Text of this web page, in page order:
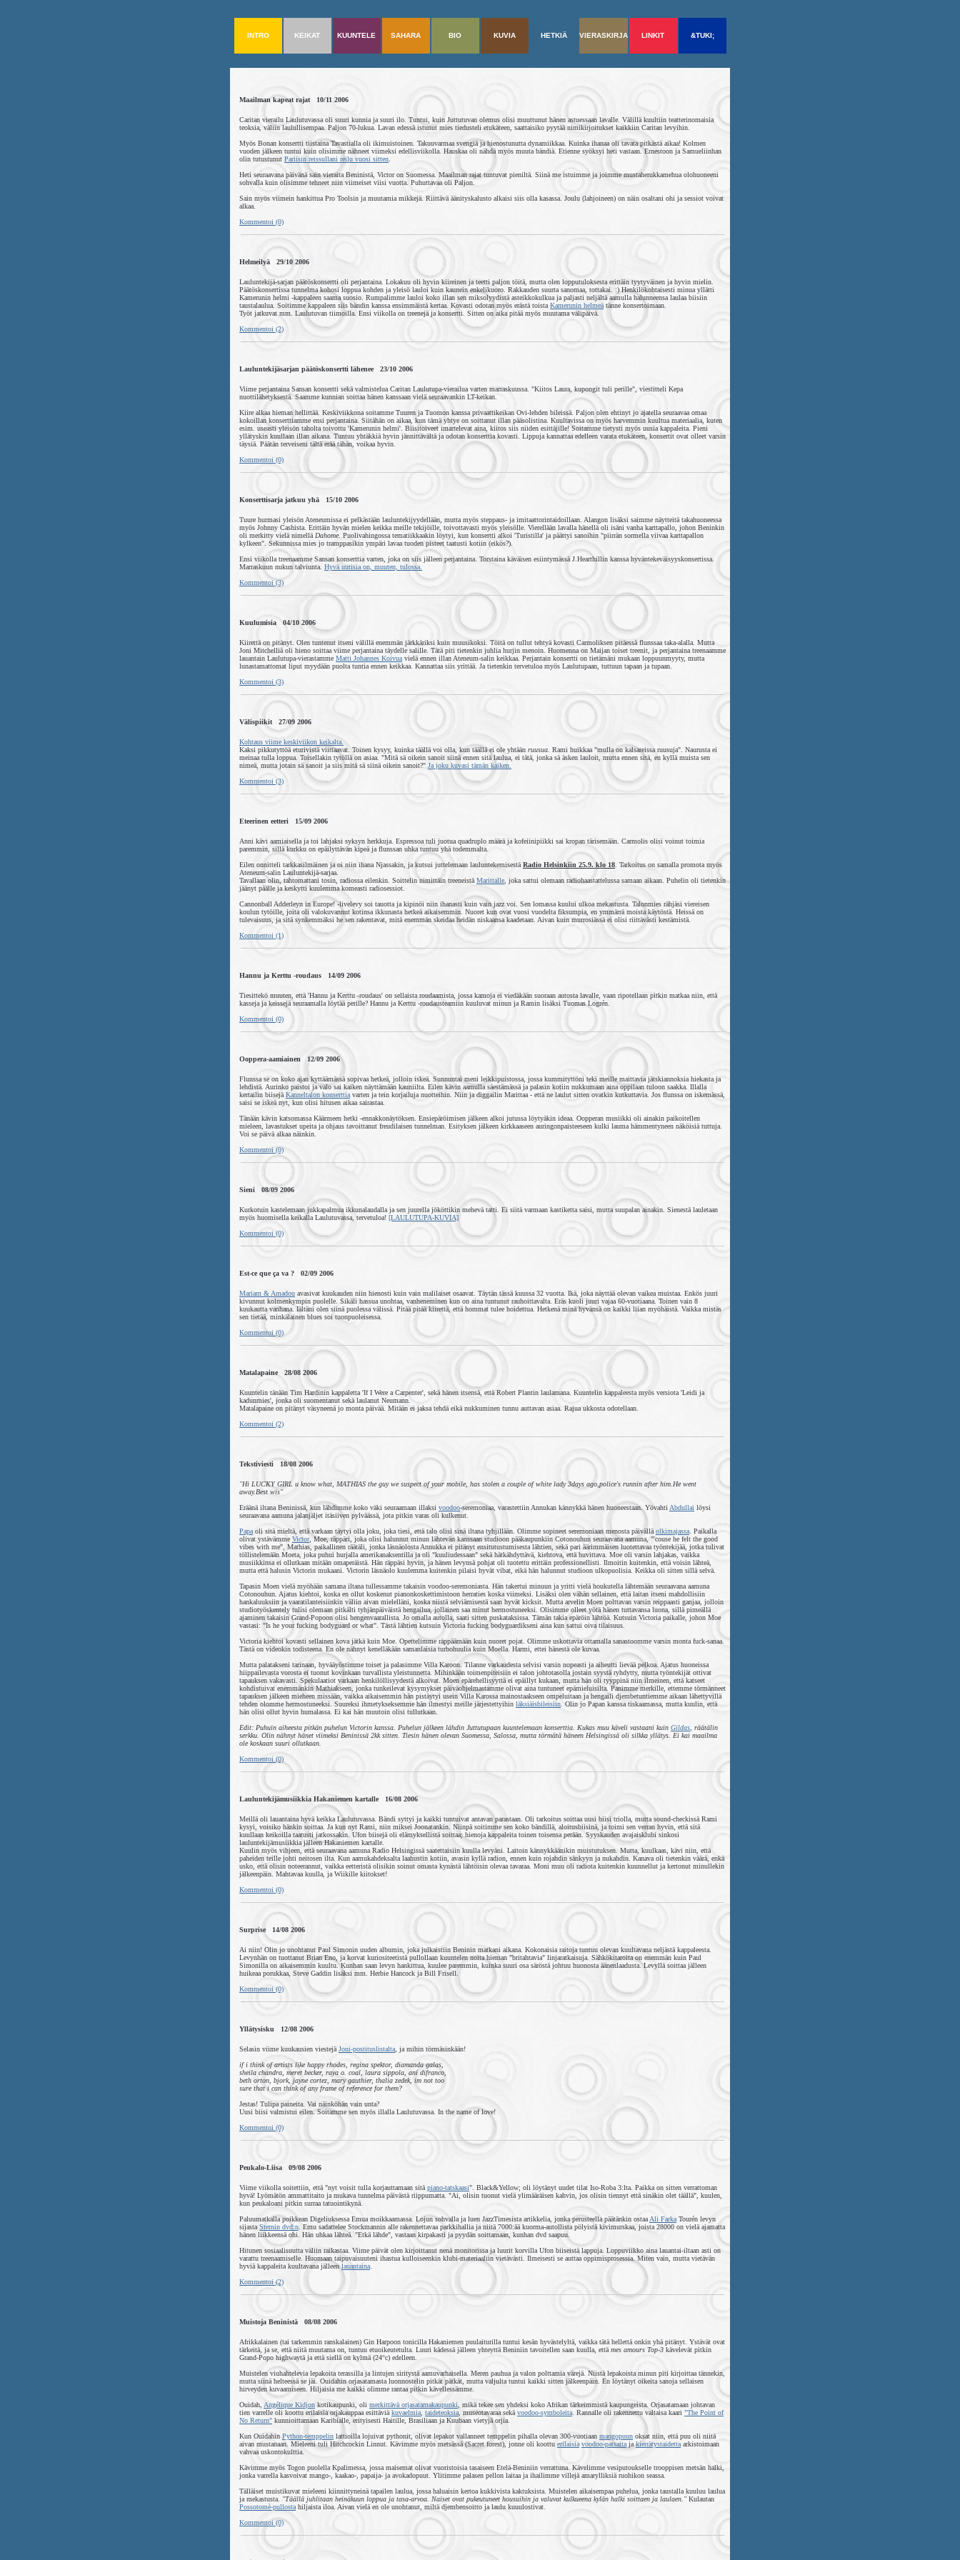
INTRO KEIKAT KUUNTELE SAHARA BIO KUVIA HETKIÄ VIERASKIRJA LINKIT &TUKI;
Maailman kapeat rajat 10/11 2006
Caritan vierailu Laulutuvassa oli suuri kunnia ja suuri ilo. Tuntui, kuin Juttutuvan olemus olisi muuttunut hänen astuessaan lavalle. Välillä kuultiin teatterinomaisia
teoksia, väliin laulullisempaa. Paljon 70-lukua. Lavan edessä istunut mies tiedusteli etukäteen, saattaisiko pyytää nimikirjoitukset kaikkiin Caritan levyihin.
Myös Bonan konsertti tiistaina Tavastialla oli ikimuistoinen. Takuuvarmaa svengiä ja hienostunutta dynamiikkaa. Kuinka ihanaa oli tavata pitkästä aikaa! Kolmen
vuoden jälkeen tuntui kuin olisimme nähneet viimeksi edellisviikolla. Hauskaa oli nähdä myös muuta bändiä. Etienne syöksyi heti vastaan. Ernestoon ja Samueliinhan
olin tutustunut Pariisin reissullani reilu vuosi sitten
Heti seuraavana päivänä sain vieraita Beninistä, Victor on Suomessa. Maailman rajat tuntuvat pieniltä. Siinä me istuimme ja joimme mustaherukkamehua olohuoneeni
sohvalla kuin olisimme tehneet niin viimeiset viisi vuotta. Puhuttavaa oli Paljon.
Sain myös viimein hankittua Pro Toolsin ja muutamia mikkejä. Riittävä äänityskalusto alkaisi siis olla kasassa. Joulu (lahjoineen) on näin osaltani ohi ja sessiot voivat
alkaa.
Kommentoi (0)
Helmeilyä 29/10 2006
Lauluntekijä-sarjan päätöskonsertti oli perjantaina. Lokakuu oli hyvin kiireinen ja teetti paljon töitä, mutta olen lopputuloksesta erittäin tyytyväinen ja hyvin mielin.
Päätöskonsertissa tunnelma kohosi loppua kohden ja yleisö lauloi kuin kaunein enkelikuoro. Rakkauden suurta sanomaa, tottakai. :) Henkilökohtaisesti minua yllätti
Kamerunin helmi -kappaleen saama suosio. Rumpalimme lauloi koko illan sen miksolyydistä asteikkokulkua ja paljasti neljältä aamulla halunneensa laulaa biisiin
taustalaulua. Soitimme kappaleen siis bändin kanssa ensimmäistä kertaa. Kovasti odotan myös erästä toista Kamerunin helmeä tänne konsertoimaan.
Työt jatkuvat mm. Laulutuvan tiimoilla. Ensi viikolla on treenejä ja konsertti. Sitten on aika pitää myös muutama välipäivä.
Kommentoi (2)
Lauluntekijäsarjan päätöskonsertti lähenee 23/10 2006
Viime perjantaina Sansan konsertti sekä valmistelua Caritan Laulutupa-vierailua varten marraskuussa. "Kiitos Laura, kupongit tuli perille", viestitteli Kepa
nuottilähetyksestä. Saamme kunnian soittaa hänen kanssaan vielä seuraavankin LT-keikan.
Kiire alkaa hieman hellittää. Keskiviikkona soitamme Tuuren ja Tuomon kanssa privaattikeikan Ovi-lehden bileissä. Paljon olen ehtinyt jo ajatella seuraavaa omaa
kokoillan konserttiamme ensi perjantaina. Siitähän on aikaa, kun tämä yhtye on soittanut illan pääsolistina. Kuultavissa on myös harvemmin kuultua materiaalia, kuten
esim. useasti yleisön taholta toivottu 'Kamerunin helmi'. Biisitoiveet imartelevat aina, kiitos siis niiden esittäjille! Soitamme tietysti myös uusia kappaleita. Pieni
yllätyskin kuullaan illan aikana. Tuntuu yhtäkkiä hyvin jännittävältä ja odotan konserttia kovasti. Lippuja kannattaa edelleen varata etukäteen, konsertit ovat olleet varsin
täysiä. Päätän terveiseni tältä erää tähän, voikaa hyvin.
Kommentoi (0)
Konserttisarja jatkuu yhä 15/10 2006
Tuure hurmasi yleisön Ateneumissa ei pelkästään lauluntekijyydellään, mutta myös steppaus- ja imitaattorintaidoillaan. Alangon lisäksi saimme näytteitä takahuoneessa
myös Johnny Cashista. Erittäin hyvän mielen keikka meille tekijöille, toivottavasti myös yleisölle. Vierellään lavalla hänellä oli isäni vanha karttapallo, johon Beninkin
oli merkitty vielä nimellä Dahome. Puolivahingossa tematiikkaakin löytyi, kun konsertti alkoi 'Turistilla' ja päättyi sanoihin "piirrän sormella viivaa karttapallon
kylkeen". Sekunnissa mies jo tramppasikin ympäri lavaa tuoden pisteet taatusti kotiin (eikös?).
Ensi viikolla treenaamme Sansan konserttia varten, joka on siis jälleen perjantaina. Torstaina käväisen esiintymässä J.Hearthillin kanssa hyväntekeväisyyskonsertissa.
Marraskuun nukun talviunta. Hyvä uutisia on, muuten, tulossa.
Kommentoi (3)
Kuulumisia 04/10 2006
Kiirettä on pitänyt. Olen tuntenut itseni välillä enemmän järkkäriksi kuin muusikoksi. Töitä on tullut tehtyä kovasti Carmoliksen pitäessä flunssaa taka-alalla. Mutta
Joni Mitchelliä oli hieno soittaa viime perjantaina täydelle salille. Tätä piti tietenkin juhlia hurjin menoin. Huomenna on Maijan toiset treenit, ja perjantaina treenaamme
lauantain Laulutupa-vierastamme Matti Johannes Koivua vielä ennen illan Ateneum-salin keikkaa. Perjantain konsertti on tietämäni mukaan loppuunmyyty, mutta
lunastamattomat liput myydään puolta tuntia ennen keikkaa. Kannattaa siis yrittää. Ja tietenkin tervetuloa myös Laulutupaan, tuttuun tapaan ja tupaan.
Kommentoi (3)
Välispiikit 27/09 2006
Kohtaus viime keskiviikon keikalta.
Kaksi pikkutyttöä eturivistä viittaavat. Toinen kysyy, kuinka täällä voi olla, kun täällä ei ole yhtään ruusua . Rami huikkaa "mulla on kalsareissa ruusuja". Naurusta ei
meinaa tulla loppua. Toisellakin tytöllä on asiaa. "Mitä sä oikein sanoit siinä ennen sitä laulua, ei tätä, jonka sä äsken lauloit, mutta ennen sitä, en kyllä muista sen
nimeä, mutta jotain sä sanoit ja siis mitä sä siinä oikein sanoit?" Ja joku kuvasi tämän kaiken.
Kommentoi (3)
Eteerinen eetteri 15/09 2006
Anni kävi aamiaisella ja toi lahjaksi syksyn herkkuja. Espressoa tuli juotua quadruplo määrä ja kofeiinipiikki sai kropan tärisemään. Carmolis olisi voinut toimia
paremmin, sillä kurkku on epäilyttävän kipeä ja flunssan uhka tuntuu yhä todemmalta.
Eilen onnitteli tarkkasilmäinen ja oi niin ihana Njassakin, ja kutsui juttelemaan lauluntekemisestä Radio Helsinkiin 25.9. klo 18 . Tarkoitus on samalla promota myös
Ateneum-salin Lauluntekijä-sarjaa.
Tavallaan olin, tahtomattani tosin, radiossa eilenkin. Soittelin nimittäin treeneistä Marittalle , joka sattui olemaan radiohaastattelussa samaan aikaan. Puhelin oli tietenkin
jäänyt päälle ja keskytti kuulemma komeasti radiosessiot.
Cannonball Adderleyn in Europe! -livelevy soi tauotta ja kipinöi niin ihanasti kuin vain jazz voi. Sen lomassa kuului ulkoa mekastusta. Talonmies rähjäsi viereisen
koulun tytöille, joita oli valokuvannut kotinsa ikkunasta hetkeä aikaisemmin. Nuoret kun ovat vuosi vuodelta fiksumpia, en ymmärrä moista käytöstä. Heissä on
tulevaisuus, ja sitä synkemmäksi he sen rakentavat, mitä enemmän skeidaa heidän niskaansa kaadetaan. Aivan kuin murrosiässä ei olisi riittävästi kestämistä.
Kommentoi (1)
Hannu ja Kerttu -roudaus 14/09 2006
Tiesittekö muuten, että 'Hannu ja Kerttu -roudaus' on sellaista roudaamista, jossa kamoja ei viedäkään suoraan autosta lavalle, vaan ripotellaan pitkin matkaa niin, että
kasseja ja keissejä seuraamalla löytää perille? Hannu ja Kerttu -roudausteamiin kuuluvat minun ja Ramin lisäksi Tuomas Logrén.
Kommentoi (0)
Ooppera-aamiainen 12/09 2006
Flunssa se on koko ajan kyttäämässä sopivaa hetkeä, jolloin iskeä. Sunnuntai meni leikkipuistossa, jossa kummityttöni teki meille maittavia jätskiannoksia hiekasta ja
lehdistä. Aurinko paistoi ja valo sai kaiken näyttämään kauniilta. Eilen kävin aamulla säestämässä ja palasin kotiin nukkumaan aina oppilaan tuloon saakka. Illalla
kertailin biisejä Kanneltalon konserttia varten ja tein korjailuja nuotteihin. Niin ja diggailin Marittaa - että ne laulut sitten ovatkin kutkuttavia. Jos flunssa on iskemässä,
saisi se iskeä nyt, kun olisi hitusen aikaa sairastaa.
Tänään kävin katsomassa Käärmeen hetki -ennakkonäytöksen. Ensiepäröimisen jälkeen alkoi jutussa löytyäkin ideaa. Oopperan musiikki oli ainakin paikoitellen
mieleen, lavastukset upeita ja ohjaus tavoittanut freudilaisen tunnelman. Esityksen jälkeen kirkkaaseen auringonpaisteeseen kulki lauma hämmentyneen näköisiä tuttuja.
Voi se päivä alkaa näinkin.
Kommentoi (0)
Sieni 08/09 2006
Kurkotuin kastelemaan jukkapalmua ikkunalaudalla ja sen juurella jököttikin mehevä tatti. Ei siitä varmaan kastiketta saisi, mutta suupalan ainakin. Sienestä lauletaan
myös huomisella keikalla Laulutuvassa, tervetuloa! [LAULUTUPA-KUVIA]
Kommentoi (0)
Est-ce que ça va ? 02/09 2006
Mariam & Amadou avasivat kuukauden niin hienosti kuin vain malilaiset osaavat. Täytän tässä kuussa 32 vuotta. Ikä, joka näyttää olevan vaikea muistaa. Enkös juuri
kivunnut kolmenkympin puolelle. Sikäli hassua unohtaa, vanheneminen kun on aina tuntunut rauhoittavalta. Eräs kuoli juuri vajaa 60-vuotiaana. Toinen vain 8
kuukautta vanhana. Iältäni olen siinä puolessa välissä. Pitää pitää kiirettä, että hommat tulee hoidettua. Hetkenä minä hyvänsä on kaikki liian myöhäistä. Vaikka mistäs
sen tietää, minkälainen blues soi tuonpuoleisessa.
Kommentoi (0)
Matalapaine 28/08 2006
Kuuntelin tänään Tim Hardinin kappaletta 'If I Were a Carpenter', sekä hänen itsensä, että Robert Plantin laulamana. Kuuntelin kappaleesta myös versiota 'Leidi ja
kadunmies', jonka oli suomentanut sekä laulanut Neumann.
Matalapaine on pitänyt väsyneenä jo monta päivää. Mitään ei jaksa tehdä eikä nukkuminen tunnu auttavan asiaa. Rajua ukkosta odotellaan.
Kommentoi (2)
Tekstiviesti 18/08 2006
"Hi LUCKY GIRL u know what, MATHIAS the guy we suspect of your mobile, has stolen a couple of white lady 3days ago,police's runnin after him.He went
away.Best wis"
Eräänä iltana Beninissä, kun lähdimme koko väki seuraamaan illaksi voodoo-seremoniaa, varastettiin Annukan kännykkä hänen huoneestaan. Yövahti Abdullai löysi
seuraavana aamuna jalanjäljet itäsiiven pylväässä, jota pitkin varas oli kulkenut.
Papa oli sitä mieltä, että varkaan täytyi olla joku, joka tiesi, että talo olisi sinä iltana tyhjillään. Olimme sopineet seremoniaan menosta päivällä olkimajassa . Paikalla
olivat ystävämme Victor, Moe, räppäri, joka olisi halunnut minun lähtevän kanssaan studioon pääkaupunkiin Cotonouhun seuraavana aamuna, "'couse he felt the good
vibes with me", Mathias, paikallinen räätäli, jonka läsnäolosta Annukka ei pitänyt ensitutustumisesta lähtien, sekä pari äärimmäisen luotettavaa työntekijää, jotka tulivat
töllistelemään Moeta, joka puhui hurjalla amerikanaksentilla ja oli "kuuliudessaan" sekä hätkähdyttävä, kiehtova, että huvittava. Moe oli varsin lahjakas, vaikka
musiikkinsa ei ollutkaan mitään omaperäistä. Hän räppäsi hyvin, ja hänen levynsä pohjat oli tuotettu erittäin professionellisti. Ilmoitin kuitenkin, että voisin lähteä,
mutta että halusin Victorin mukaani. Victorin läsnäolo kuulemma kuitenkin pilaisi hyvät vibat, eikä hän halunnut studioon ulkopuolisia. Keikka oli sitten sillä selvä.
Tapasin Moen vielä myöhään samana iltana tullessamme takaisin voodoo-seremoniasta. Hän takertui minuun ja yritti vielä houkutella lähtemään seuraavana aamuna
Cotonouhun. Ajatus kiehtoi, koska en ollut koskenut pianonkoskettimistoon herraties koska viimeksi. Lisäksi olen vähän sellainen, että laitan itseni mahdollisiin
hankaluuksiin ja vaaratilanteisiinkin väliin aivan mielelläni, koska niistä selviämisestä saan hyvät kicksit. Mutta arvelin Moen polttavan varsin reippaasti ganjaa, jolloin
studiotyöskentely tulisi olemaan pitkälti tyhjänpäiväistä hengailua, jollainen saa minut hermostuneeksi. Olisimme olleet yötä hänen tuttavansa luona, sillä pimeällä
ajaminen takaisin Grand-Popoon olisi hengenvaarallista. Jo omalla autolla, saati sitten puskataksissa. Tämän takia epäröin lähtöä. Kutsuin Victoria paikalle, johon Moe
vastasi: "Is he your fucking bodyguard or what". Tästä lähtien kutsuin Victoria fucking bodyguardikseni aina kun sattui oiva tilaisuus.
Victoria kiehtoi kovasti sellainen kova jätkä kuin Moe. Opettelimme räppäämään kuin nuoret pojat. Olimme uskottavia ottamalla sanastoomme varsin monta fuck-sanaa.
Tästä on videokin todisteena. En ole nähnyt kenelläkään samanlaisia turbohuulia kuin Moella. Harmi, ettei hänestä ole kuvaa.
Mutta palatakseni tarinaan, hyvääyöstimme toiset ja palasimme Villa Karoon. Tilanne varkaudesta selvisi varsin nopeasti ja aiheutti lievää pelkoa. Ajatus huoneissa
hiippailevasta vorosta ei tuonut kovinkaan turvallista yleistunnetta. Mihinkään toimenpiteisiin ei talon johtotasolla jostain syystä ryhdytty, mutta työntekijät ottivat
tapauksen vakavasti. Spekulaatiot varkaan henkilöllisyydestä alkoivat. Moen epärehellisyyttä ei epäillyt kukaan, mutta hän oli tyyppinä niin ilmeinen, että katseet
kohdistuivat enemmänkin Mathiakseen, jonka tunkeilevat kysymykset päiväohjelmastamme olivat aina tuntuneet epämieluisilta. Panimme merkille, ettemme törmänneet
tapauksen jälkeen mieheen missään, vaikka aikaisemmin hän pistäytyi usein Villa Karossa mainostaakseen ompeluitaan ja hengaili djembetuntiemme aikaan lähettyvillä
tehden olomme hermostuneeksi. Suureksi ihmetykseksemme hän ilmestyi meille järjestettyihin läksiäisbileisiin . Olin jo Papan kanssa tiskaamassa, mutta kuulin, että
hän olisi ollut hyvin humalassa. Ei kai hän muutoin olisi tullutkaan.
Edit: Puhuin aiheesta pitkän puhelun Victorin kanssa. Puhelun jälkeen lähdin Juttutupaan kuuntelemaan konserttia. Kukas muu käveli vastaani kuin Gildas , räätälin
serkku. Olin nähnyt hänet viimeksi Beninissä 2kk sitten. Tiesin hänen olevan Suomessa, Salossa, mutta törmätä häneen Helsingissä oli silkka yllätys. Ei kai maailma
ole koskaan suuri ollutkaan.
Kommentoi (0)
Lauluntekijämusiikkia Hakaniemen kartalle 16/08 2006
Meillä oli lauantaina hyvä keikka Laulutuvassa. Bändi syttyi ja kaikki tuntuivat antavan parastaan. Oli tarkoitus soittaa uusi biisi triolla, mutta sound-checkissä Rami
kysyi, voisiko hänkin soittaa. Ja kun nyt Rami, niin miksei Joonatankin. Niinpä soitimme sen koko bändillä, aloitusbiisinä, ja toimi sen verran hyvin, että sitä
kuullaan keikoilla taatusti jatkossakin. Ufon biisejä oli elämyksellistä soittaa; hienoja kappaleita toinen toisensa perään. Syyskauden avajaisklubi sinkosi
lauluntekijämusiikkia jälleen Hakaniemen kartalle.
Kuulin myös vihjeen, että seuraavana aamuna Radio Helsingissä saatettaisiin kuulla levyäni. Laitoin kännykkäänikin muistutuksen. Mutta, kuulkaas, kävi niin, että
paheiden teille johti neitosen ilta. Kun aamukahdeksalta laahustin kotiin, avasin kyllä radion, ennen kuin rojahdin sänkyyn ja nukahdin. Kanava oli tietenkin väärä, enkä
usko, että olisin noteerannut, vaikka eetteristä olisikin soinut omasta kynästä lähtöisin olevaa tavaraa. Moni muu oli radiota kuitenkin kuunnellut ja kertonut minullekin
jälkeenpäin. Mahtavaa kuulla, ja Wiikille kiitokset!
Kommentoi (0)
Surprise 14/08 2006
Ai niin! Olin jo unohtanut Paul Simonin uuden albumin, joka julkaistiin Beninin matkani aikana. Kokonaisia raitoja tuntuu olevan kuultavana neljästä kappaleesta.
Levynhän on tuottanut Brian Eno, ja korvat kuriositeetistä pullollaan kuuntelen noita hieman "britahtavia" linjaratkaisuja. Sähkökitaroita on enemmän kuin Paul
Simonilla on aikaisemmin kuultu. Kunhan saan levyn hankittua, kuulee paremmin, kuinka suuri osa säröstä johtuu huonosta äänenlaadusta. Levyllä soittaa jälleen
huikeaa porukkaa, Steve Gaddin lisäksi mm. Herbie Hancock ja Bill Frisell.
Kommentoi (0)
Yllätysisku 12/08 2006
Selasin viime kuukausien viestejä Joni-postituslistalta , ja mihin törmäsinkään!
if i think of artists like happy rhodes, regina spektor, diamanda galas,
sheila chandra, meret becker, raya o. coal, laura sippola, ani difranco,
beth orton, bjork, jayne cortez, mary gauthier, thalia zedek, im not too
sure that i can think of any frame of reference for them?
Jestas! Tulipa paineita. Vai näinköhän vain unta?
Uusi biisi valmistui eilen. Soitamme sen myös illalla Laulutuvassa. In the name of love!
Kommentoi (0)
Peukalo-Liisa 09/08 2006
Viime viikolla soitettiin, että "nyt voisit tulla korjauttamaan sitä piano-tatskaasi". Black&Yellow; oli löytänyt uudet tilat Iso-Roba 3:lta. Paikka on sitten verrattoman
hyvä! Lyömätön ammattitaito ja mukava tunnelma päivästä riippumatta. "Ai, olisin tuonut vielä ylimääräisen kahvin, jos olisin tiennyt että sinäkin olet täällä", kuulen,
kun peukaloani pitkin surraa tatuointikynä.
Paluumatkalla poikkean Digeliuksessa Emua moikkaamassa. Lojun sohvalla ja luen JazzTimesista artikkelia, jonka perusteella päätänkin ostaa Ali Farka Tourén levyn
sijasta Sternin dvd:n . Emu sadattelee Stockmannin alle rakennettavaa parkkihallia ja niitä 7000:ää kuorma-autollista pölyistä kivimurskaa, joista 28000 on vielä ajamatta
hänen liikkeensä ohi. Hän uhkaa lähteä. "Etkä lähde", vastaan kirpakasti ja pyydän soittamaan, kunhan dvd saapuu.
Hitunen sosiaalisuutta väliin raikastaa. Viime päivät olen kirjoittanut nenä monitorissa ja luurit korvilla Ufon biiseistä lappuja. Loppuviikko aina lauantai-iltaan asti on
varattu treenaamiselle. Huomaan taipuvaisuuteni ihastua kulloiseenkin klubi-materiaaliin vietävästi. Ilmeisesti se auttaa oppimisprosessia. Miten vain, mutta vietävän
hyviä kappaleita kuultavana jälleenlauantaina
Kommentoi (2)
Muistoja Beninistä 08/08 2006
Afrikkalainen (tai tarkemmin ranskalainen) Gin Harpoon tonicilla Hakaniemen puulaiturilla tuntui kesän hyvästelyltä, vaikka tätä hellettä onkin yhä pitänyt. Ystävät ovat
tärkeitä, ja se, että niitä muutama on, tuntuu etuoikeutetulta. Luuri kädessä jälleen yhteyttä Beniniin tavoitellen saan kuulla, että mes amours Top-3 kävelevät pitkin
Grand-Popo highwaytä ja että siellä on kylmä (24°c) edelleen.
Muistelen viuhahtelevia lepakoita terassilla ja lintujen siritystä aamuvarhaisella. Meren pauhua ja valon polttamia värejä. Niistä lepakoista minun piti kirjoittaa tännekin,
mutta siinä helteessä se jäi. Ouidahin orjasatamasta luonnostelin pitkät pätkät, mutta valjulta tuntui kaikki sitten jälkeenpäin. En löytänyt oikeita sanoja sellaisen
hirveyden kuvaamiseen. Hiljaisia me kaikki olimme rantaa pitkin kävellessämme.
Ouidah, Angélique Kidjon kotikaupunki, oli merkittävä orjasatamakaupunki , mikä tekee sen yhdeksi koko Afrikan tärkeimmistä kaupungeista. Orjasatamaan johtavan
tien varrelle oli koottu erilaisia orjakauppaa esittäviä kuvaelmia taideteoksia , museotavaraa sekä voodoo-symboleita . Rannalle oli rakennettu valtaisa kaari "The Point of
No Return" kunnioittamaan Karibialle, erityisesti Haitille, Brasiliaan ja Kuubaan vietyjä orjia.
Kun Ouidahin Python-temppelin lattioilla lojuivat pythonit, olivat lepakot vallanneet temppelin pihalla olevan 300-vuotiaan mangopuun oksat niin, että puu oli niitä
aivan mustanaan. Mieleeni tuli Hitchcockin Linnut. Kävimme myös metsässä (Sacret forest), jonne oli koottu erilaisia voodoo-patsaita ja kierrätystaidetta arkistoimaan
vahvaa uskontokulttia.
Kävimme myös Togon puolella Kpalimessa, jossa maisemat olivat vuoristoisia tasaiseen Etelä-Beniniin verrattuna. Kävelimme vesiputoukselle trooppisen metsän halki,
jonka varrella kasvoivat mango-, kaakao-, papaija- ja avokadopuut. Ylitimme palasen pellon laitaa ja ihailimme villejä amarylliksiä ruohikon seassa.
Tälläiset muistikuvat mieleeni kiinnittyneinä tapailen laulua, jossa haluaisin kertoa kukkivista kaktuksista. Muistelen aikaisempaa puhelua, jonka taustalla kuuluu laulua
ja mekastusta. "Täällä juhlitaan heinäkuun loppua ja tasa-arvoa. Naiset ovat pukeutuneet housuihin ja valuvat kulkueena kylän halki soittaen ja laulaen." Kulautan
Possotomè-pullosta hiljaista iloa. Aivan vielä en ole unohtanut, miltä djembensoitto ja laulu kuuulostivat.
Kommentoi (0)